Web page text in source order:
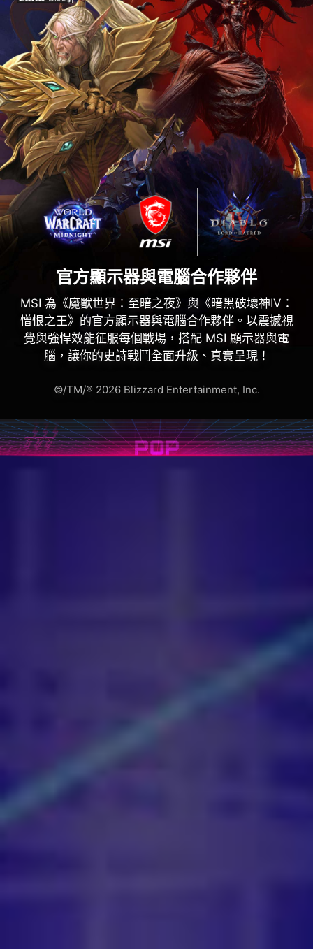
官方顯示器與電腦合作夥伴
MSI 為《魔獸世界：至暗之夜》與《暗黑破壞神IV：
憎恨之王》的官方顯示器與電腦合作夥伴。以震撼視
覺與強悍效能征服每個戰場，搭配 MSI 顯示器與電
腦，讓你的史詩戰鬥全面升級、真實呈現！
©/TM/® 2026 Blizzard Entertainment, Inc.